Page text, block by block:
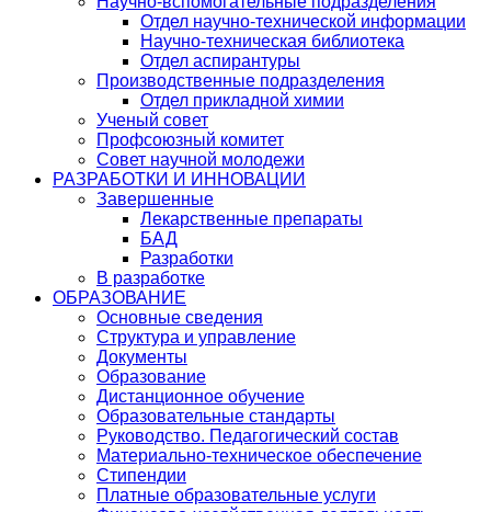
Отдел научно-технической информации
Научно-техническая библиотека
Отдел аспирантуры
Производственные подразделения
Отдел прикладной химии
Ученый совет
Профсоюзный комитет
Совет научной молодежи
РАЗРАБОТКИ И ИННОВАЦИИ
Завершенные
Лекарственные препараты
БАД
Разработки
В разработке
ОБРАЗОВАНИЕ
Основные сведения
Структура и управление
Документы
Образование
Дистанционное обучение
Образовательные стандарты
Руководство. Педагогический состав
Материально-техническое обеспечение
Стипендии
Платные образовательные услуги